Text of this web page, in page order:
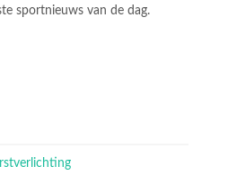
sportnieuws van de dag.